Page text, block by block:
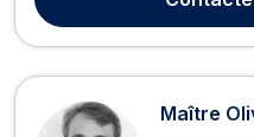
juridique personnalisée. Il est
Maître